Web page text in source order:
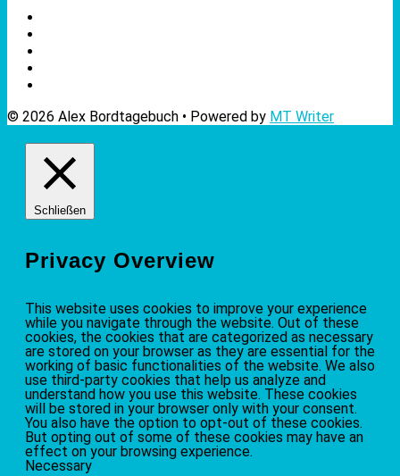
© 2026 Alex Bordtagebuch • Powered by MT Writer
Schließen
Privacy Overview
This website uses cookies to improve your experience
while you navigate through the website. Out of these
cookies, the cookies that are categorized as necessary
are stored on your browser as they are essential for the
working of basic functionalities of the website. We also
use third-party cookies that help us analyze and
understand how you use this website. These cookies
will be stored in your browser only with your consent.
You also have the option to opt-out of these cookies.
But opting out of some of these cookies may have an
effect on your browsing experience.
Necessary